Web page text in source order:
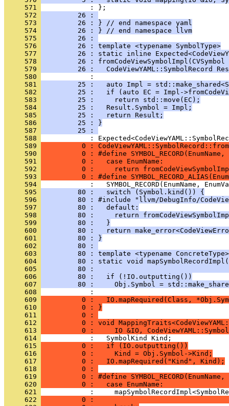
     571
     572
         26 :
     573
         26 : } // end namespace yaml
     574
         26 : } // end namespace llvm
     575
         26 :
     576
         26 : template <typename SymbolType>
     577
26 : static inline
     578
26 : fromCodeViewSymbolImpl(CVSymbol
     579
26 :   CodeViewYAML::SymbolRecord
     580
     581
25 :   auto Impl =
     582
25 :   if (auto EC = Impl-
     583
         25 :     return std::move(EC);
     584
         25 :   Result.Symbol = Impl;
     585
         25 :   return Result;
     586
         25 : }
     587
         25 :
     588
     589
0 :
     590
0 : #define
     591
0 :   case EnumName:
     592
0 :     return
     593
0 : #define
     594
     595
         80 :   switch (Symbol.kind()) {
     596
80 : #include "llvm/DebugInfo/
     597
         80 :   default:
     598
80 :     return
     599
         80 :   }
     600
80 :   return
     601
         80 : }
     602
         80 :
     603
         80 : template <typename ConcreteType>
     604
80 : static void
     605
80 :
     606
         80 :   if (!IO.outputting())
     607
80 :     Obj.Symbol =
     608
     609
0 :   IO.mapRequired(Class,
     610
          0 : }
     611
          0 :
     612
0 : void
     613
0 :     IO &IO,
     614
     615
          0 :   if (IO.outputting())
     616
          0 :     Kind = Obj.Symbol->Kind;
     617
          0 :   IO.mapRequired("Kind", Kind);
     618
          0 :
     619
0 : #define
     620
0 :   case EnumName:
     621
     622
0 :